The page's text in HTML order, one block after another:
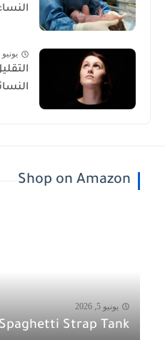
يونيو 22, 2025
Shop on Amazon
يونيو 5, 2026
Strap Tank